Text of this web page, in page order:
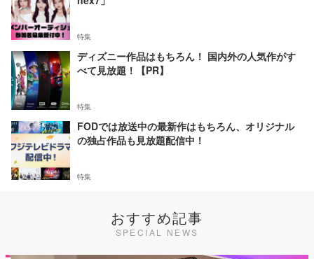
特集
ディズニー作品はもちろん！ 国内外の人気作がす
べて見放題！【PR】
特集
FODでは放送中の最新作はもちろん、オリジナル
の独占作品も見放題配信中！
特集
おすすめ記事
SPECIAL NEWS